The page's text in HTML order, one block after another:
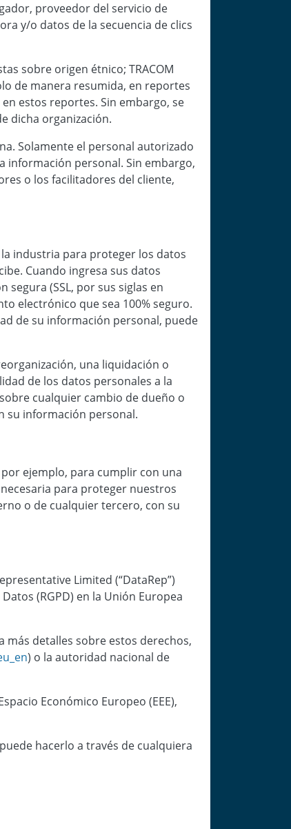
proveedor del servicio de
y/o datos de la secuencia de clics
sobre origen étnico; TRACOM
de manera resumida, en reportes
estos reportes. Sin embargo, se
dicha organización.
Solamente el personal autorizado
información personal. Sin embargo,
o los facilitadores del cliente,
industria para proteger los datos
Cuando ingresa sus datos
(SSL, por sus siglas en
electrónico que sea 100% seguro.
de su información personal, puede
una liquidación o
de los datos personales a la
cualquier cambio de dueño o
su información personal.
ejemplo, para cumplir con una
para proteger nuestros
o de cualquier tercero, con su
Limited (“DataRep”)
(RGPD) en la Unión Europea
más detalles sobre estos derechos,
) o la autoridad nacional de
Económico Europeo (EEE),
hacerlo a través de cualquiera